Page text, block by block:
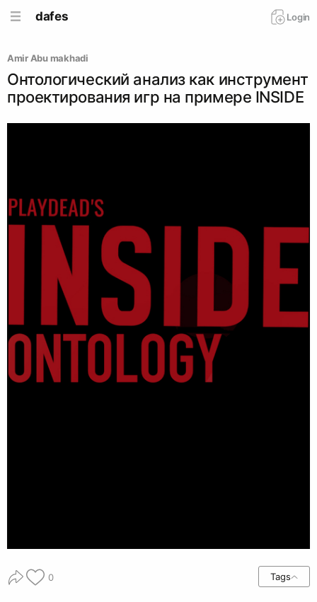
dafes Login
Amir Abu makhadi
Онтологический анализ как инструмент
проектирования игр на примере INSIDE
0 Tags